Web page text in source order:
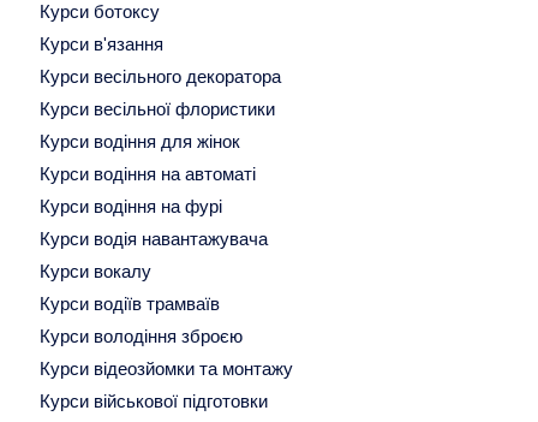
Курси ботоксу
Курси в'язання
Курси весільного декоратора
Курси весільної флористики
Курси водіння для жінок
Курси водіння на автоматі
Курси водіння на фурі
Курси водія навантажувача
Курси вокалу
Курси водіїв трамваїв
Курси володіння зброєю
Курси відеозйомки та монтажу
Курси військової підготовки